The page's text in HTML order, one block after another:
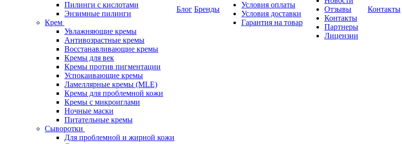
Пилинги с кислотами
Энзимные пилинги
Крем
Увлажняющие кремы
Антивозрастные кремы
Восстанавливающие кремы
Кремы для век
Кремы против пигментации
Успокаивающие кремы
Ламеллярные кремы (MLE)
Кремы для проблемной кожи
Кремы с микроиглами
Ночные маски
Питательные кремы
Сыворотки
Для проблемной и жирной кожи
Блог Бренды
Условия оплаты
Условия доставки
Гарантия на товар
Отзывы
Контакты
Партнеры
Лицензии
Контакты